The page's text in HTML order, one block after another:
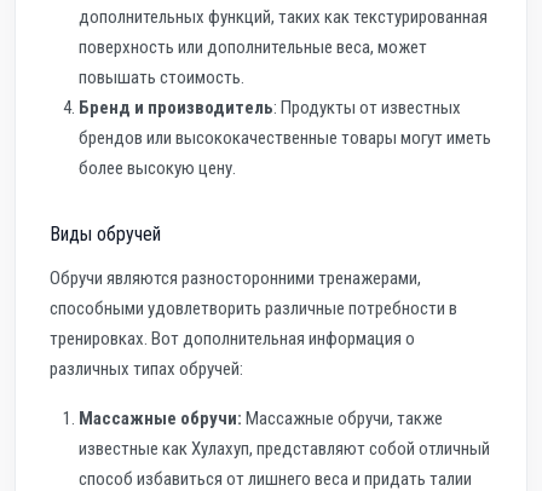
дополнительных функций, таких как текстурированная
поверхность или дополнительные веса, может
повышать стоимость.
Бренд и производитель: Продукты от известных
брендов или высококачественные товары могут иметь
более высокую цену.
Виды обручей
Обручи являются разносторонними тренажерами,
способными удовлетворить различные потребности в
тренировках. Вот дополнительная информация о
различных типах обручей:
Массажные обручи: Массажные обручи, также
известные как Хулахуп, представляют собой отличный
способ избавиться от лишнего веса и придать талии